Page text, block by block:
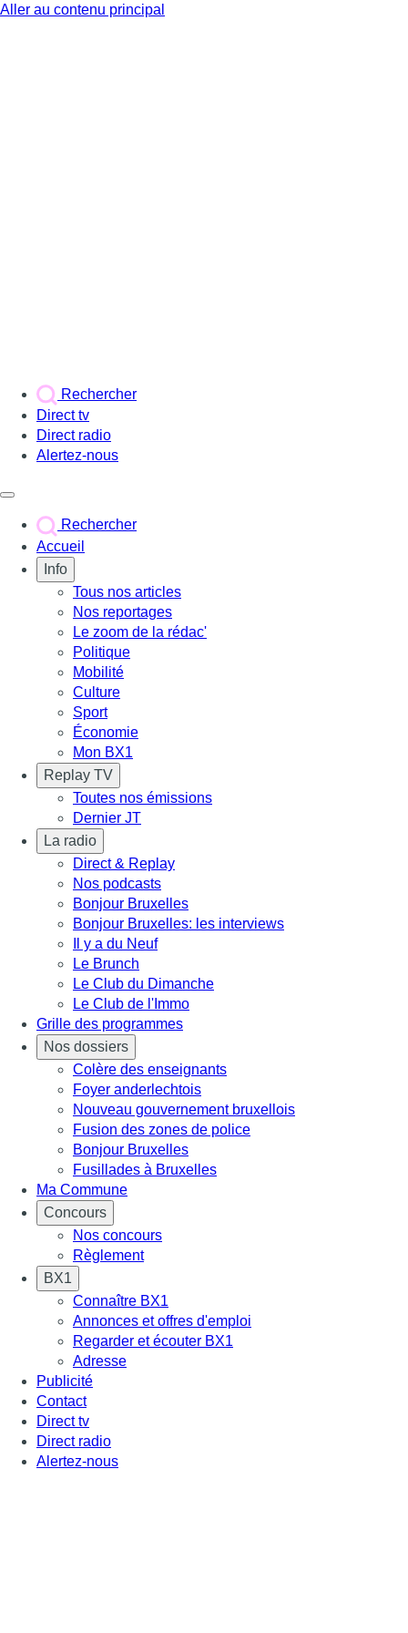
Aller au contenu principal
Rechercher
Direct tv
Direct radio
Alertez-nous
Rechercher
Accueil
Info
Tous nos articles
Nos reportages
Le zoom de la rédac'
Politique
Mobilité
Culture
Sport
Économie
Mon BX1
Replay TV
Toutes nos émissions
Dernier JT
La radio
Direct & Replay
Nos podcasts
Bonjour Bruxelles
Bonjour Bruxelles: les interviews
Il y a du Neuf
Le Brunch
Le Club du Dimanche
Le Club de l'Immo
Grille des programmes
Nos dossiers
Colère des enseignants
Foyer anderlechtois
Nouveau gouvernement bruxellois
Fusion des zones de police
Bonjour Bruxelles
Fusillades à Bruxelles
Ma Commune
Concours
Nos concours
Règlement
BX1
Connaître BX1
Annonces et offres d'emploi
Regarder et écouter BX1
Adresse
Publicité
Contact
Direct tv
Direct radio
Alertez-nous